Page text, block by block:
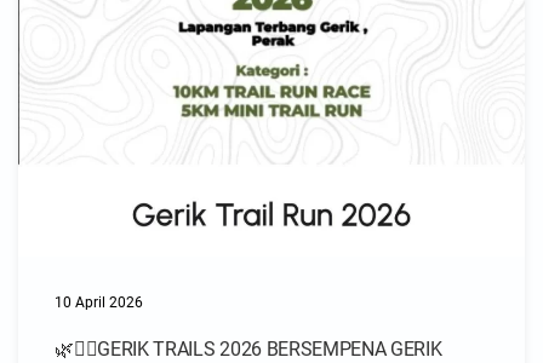
10 April 2026
🌿🏃‍♂️GERIK TRAILS 2026 BERSEMPENA GERIK